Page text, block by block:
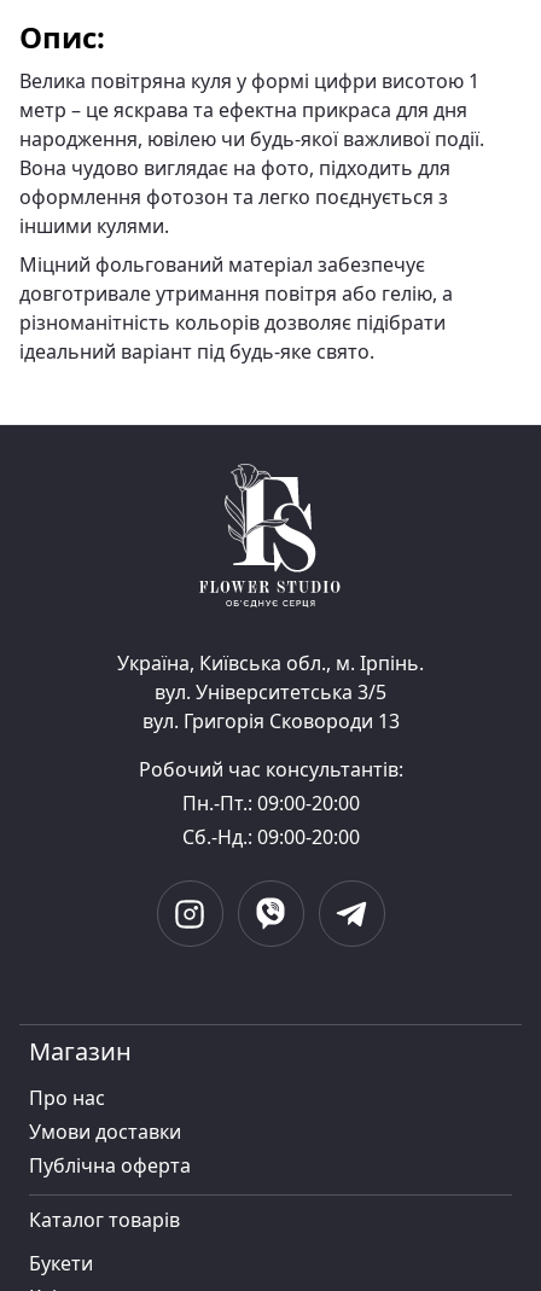
Опис:
Велика повітряна куля у формі цифри висотою 1
метр – це яскрава та ефектна прикраса для дня
народження, ювілею чи будь-якої важливої події.
Вона чудово виглядає на фото, підходить для
оформлення фотозон та легко поєднується з
іншими кулями.
Міцний фольгований матеріал забезпечує
довготривале утримання повітря або гелію, а
різноманітність кольорів дозволяє підібрати
ідеальний варіант під будь-яке свято.
Україна, Київська обл., м. Ірпінь.
вул. Університетська 3/5
вул. Григорія Сковороди 13
Робочий час консультантів:
Пн.-Пт.: 09:00-20:00
Сб.-Нд.: 09:00-20:00
Магазин
Про нас
Умови доставки
Публiчна оферта
Каталог товарів
Букети